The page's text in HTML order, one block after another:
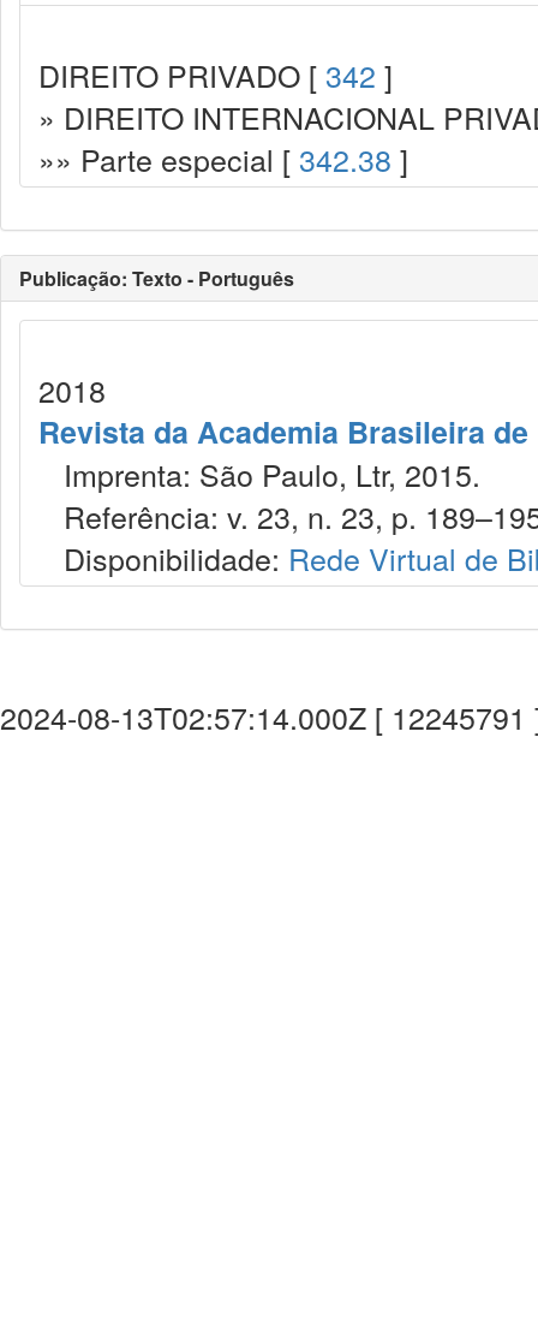
DIREITO PRIVADO [ 342 ]
» DIREITO INTERNACIONAL
»» Parte especial [ 342.38 ]
Publicação: Texto - Português
2018
Revista da Academia Brasileira
Imprenta: São Paulo, Ltr, 2015.
Referência: v. 23, n. 23, p.
Disponibilidade: Rede Virtual de
2024-08-13T02:57:14.000Z [ 12245791